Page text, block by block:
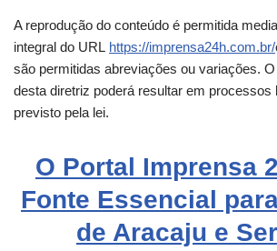
A reprodução do conteúdo é permitida
integral do URL https://imprensa24h.com.br/
são permitidas abreviações ou variações.
desta diretriz poderá resultar em processos
previsto pela lei.
O Portal Imprensa
Fonte Essencial
de Aracaju e